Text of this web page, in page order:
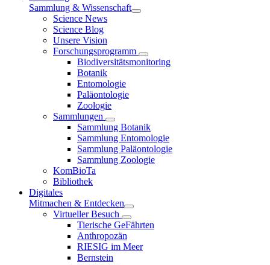
Sammlung & Wissenschaft
Science News
Science Blog
Unsere Vision
Forschungsprogramm
Biodiversitätsmonitoring
Botanik
Entomologie
Paläontologie
Zoologie
Sammlungen
Sammlung Botanik
Sammlung Entomologie
Sammlung Paläontologie
Sammlung Zoologie
KomBioTa
Bibliothek
Digitales
Mitmachen & Entdecken
Virtueller Besuch
Tierische GeFährten
Anthropozän
RIESIG im Meer
Bernstein